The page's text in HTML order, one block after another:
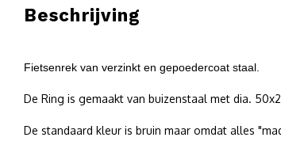
Beschrijving
Fietsenrek van verzinkt en gepoedercoat staal.
De Ring is gemaakt van buizenstaal met dia.
De standaard kleur is bruin maar omdat alles